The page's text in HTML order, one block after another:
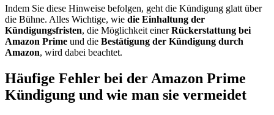
Indem Sie diese Hinweise befolgen, geht die Kündigung glatt über
die Bühne. Alles Wichtige, wie die Einhaltung der
Kündigungsfristen, die Möglichkeit einerRückerstattung bei
Amazon Prime und die Bestätigung der Kündigung durch
Amazon, wird dabei beachtet.
Häufige Fehler bei der Amazon Prime
Kündigung und wie man sie vermeidet